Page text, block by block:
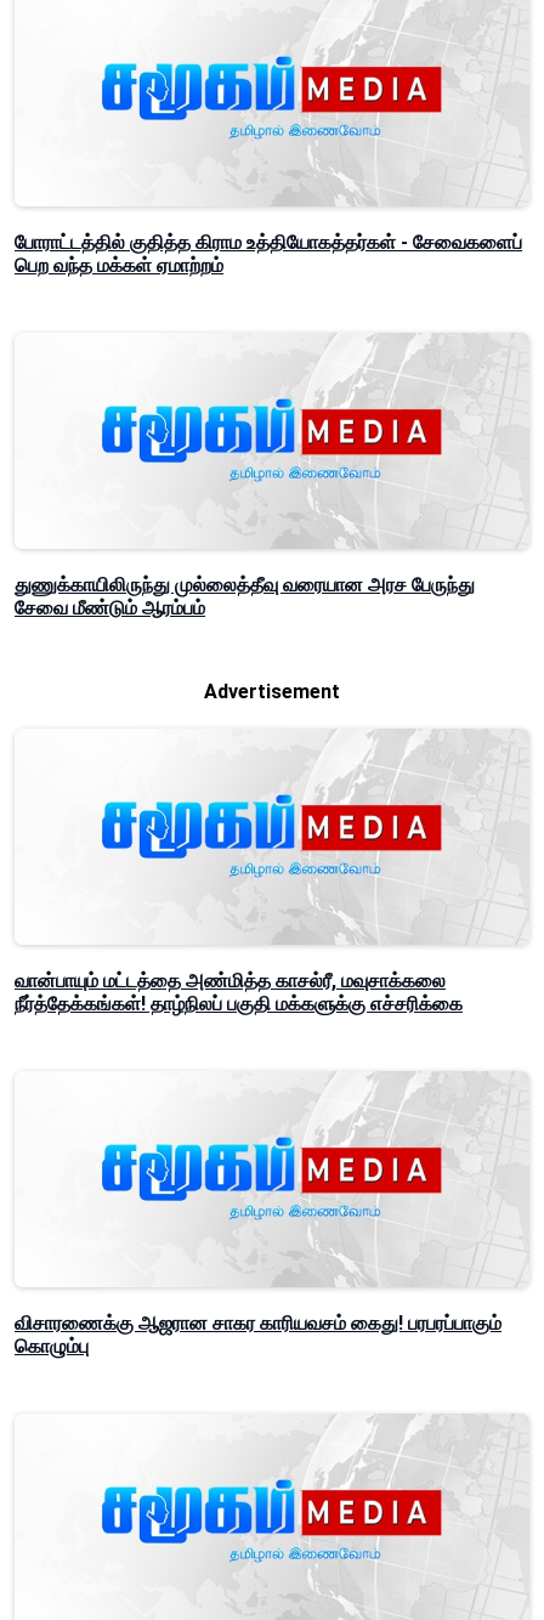
போராட்டத்தில் குதித்த கிராம உத்தியோகத்தர்கள் - சேவைகளைப்
பெற வந்த மக்கள் ஏமாற்றம்
துணுக்காயிலிருந்து முல்லைத்தீவு வரையான அரச பேருந்து
சேவை மீண்டும் ஆரம்பம்
Advertisement
வான்பாயும் மட்டத்தை அண்மித்த காசல்ரீ, மவுசாக்கலை
நீர்த்தேக்கங்கள்! தாழ்நிலப் பகுதி மக்களுக்கு எச்சரிக்கை
விசாரணைக்கு ஆஜரான சாகர காரியவசம் கைது! பரபரப்பாகும்
கொழும்பு